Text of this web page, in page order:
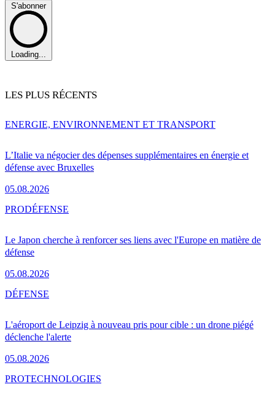
S'abonner
Loading...
LES PLUS RÉCENTS
L’Italie va négocier des dépenses supplémentaires en énergie et
défense avec Bruxelles
05.08.2026
ENERGIE, ENVIRONNEMENT ET TRANSPORT
Le Japon cherche à renforcer ses liens avec l'Europe en matière de
défense
05.08.2026
PRODÉFENSE
L'aéroport de Leipzig à nouveau pris pour cible : un drone piégé
déclenche l'alerte
05.08.2026
DÉFENSE
PROTECHNOLOGIES